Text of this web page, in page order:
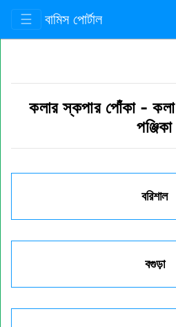
☰ বামিস পোর্টাল
কলার স্কপার পোঁকা - কলা
পঞ্জিকা
বরিশাল
বগুড়া